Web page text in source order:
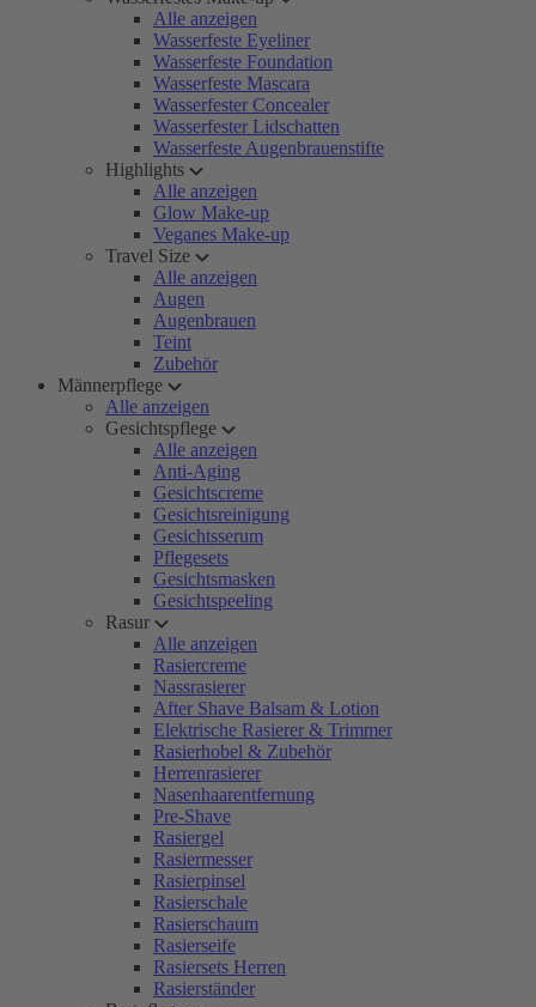
Alle anzeigen
Wasserfeste Eyeliner
Wasserfeste Foundation
Wasserfeste Mascara
Wasserfester Concealer
Wasserfester Lidschatten
Wasserfeste Augenbrauenstifte
Highlights
Alle anzeigen
Glow Make-up
Veganes Make-up
Travel Size
Alle anzeigen
Augen
Augenbrauen
Teint
Zubehör
Männerpflege
Alle anzeigen
Gesichtspflege
Alle anzeigen
Anti-Aging
Gesichtscreme
Gesichtsreinigung
Gesichtsserum
Pflegesets
Gesichtsmasken
Gesichtspeeling
Rasur
Alle anzeigen
Rasiercreme
Nassrasierer
After Shave Balsam & Lotion
Elektrische Rasierer & Trimmer
Rasierhobel & Zubehör
Herrenrasierer
Nasenhaarentfernung
Pre-Shave
Rasiergel
Rasiermesser
Rasierpinsel
Rasierschale
Rasierschaum
Rasierseife
Rasiersets Herren
Rasierständer